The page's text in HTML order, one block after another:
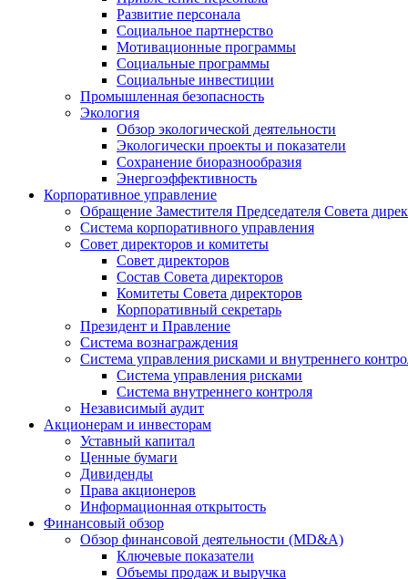
Развитие персонала
Социальное партнерство
Мотивационные программы
Социальные программы
Социальные инвестиции
Промышленная безопасность
Экология
Обзор экологической деятельности
Экологически проекты и показатели
Сохранение биоразнообразия
Энергоэффективность
Корпоративное управление
Обращение Заместителя Председателя Совета
Система корпоративного управления
Совет директоров и комитеты
Совет директоров
Состав Совета директоров
Комитеты Совета директоров
Корпоративный секретарь
Президент и Правление
Система вознаграждения
Система управления рисками и внутреннего
Система управления рисками
Система внутреннего контроля
Независимый аудит
Акционерам и инвесторам
Уставный капитал
Ценные бумаги
Дивиденды
Права акционеров
Информационная открытость
Финансовый обзор
Обзор финансовой деятельности (MD&A)
Ключевые показатели
Объемы продаж и выручка